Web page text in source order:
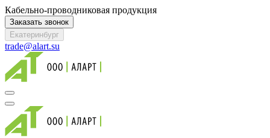
Кабельно-проводниковая продукция
Заказать звонок
Екатеринбург
trade@alart.su